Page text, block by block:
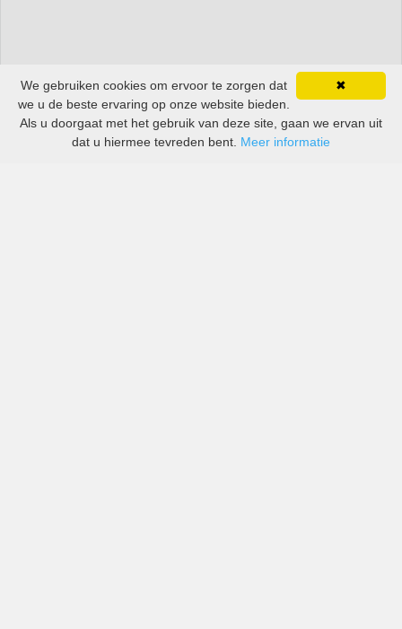
✖
We gebruiken cookies om ervoor te zorgen dat
we u de beste ervaring op onze website bieden.
Als u doorgaat met het gebruik van deze site, gaan we ervan uit
dat u hiermee tevreden bent. Meer informatie